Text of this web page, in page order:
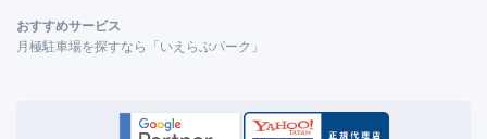
おすすめサービス
月極駐車場を探すなら「いえらぶパーク」